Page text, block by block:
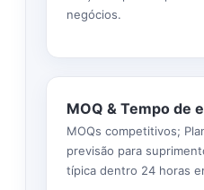
negócios.
MOQ & Tempo de
MOQs competitivos;
previsão para
típica dentro 24 horas